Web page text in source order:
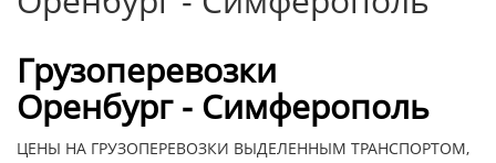
Грузоперевозки
Оренбург - Симферополь
ЦЕНЫ НА ГРУЗОПЕРЕВОЗКИ ВЫДЕЛЕННЫМ ТРАНСПОРТОМ,